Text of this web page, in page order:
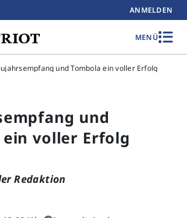
ANMELDEN
MENÜ
und Tombola ein voller Erfolg
und
ein voller Erfolg
Redaktion